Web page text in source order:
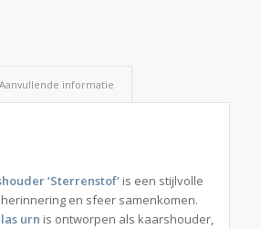
Aanvullende informatie
‘Sterrenstof’is een stijlvolle
en sfeer samenkomen.
urn is ontworpen als kaarshouder,